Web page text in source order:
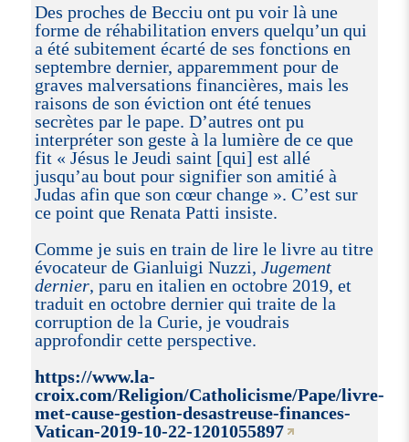
Des proches de Becciu ont pu voir là une
forme de réhabilitation envers quelqu’un qui
a été subitement écarté de ses fonctions en
septembre dernier, apparemment pour de
graves malversations financières, mais les
raisons de son éviction ont été tenues
secrètes par le pape. D’autres ont pu
interpréter son geste à la lumière de ce que
fit « Jésus le Jeudi saint [qui] est allé
jusqu’au bout pour signifier son amitié à
Judas afin que son cœur change ». C’est sur
ce point que Renata Patti insiste.
Comme je suis en train de lire le livre au titre
évocateur de Gianluigi Nuzzi, Jugement
dernier, paru en italien en octobre 2019, et
traduit en octobre dernier qui traite de la
corruption de la Curie, je voudrais
approfondir cette perspective.
https://www.la-
croix.com/Religion/Catholicisme/Pape/livre-
met-cause-gestion-desastreuse-finances-
Vatican-2019-10-22-1201055897